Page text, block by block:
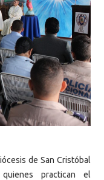
de San Cristóbal
practican el